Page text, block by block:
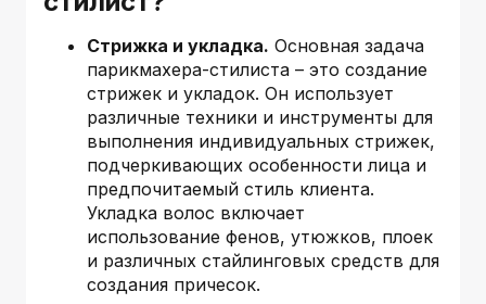
Стрижка и укладка. Основная задача
парикмахера-стилиста – это создание
стрижек и укладок. Он использует
различные техники и инструменты для
выполнения индивидуальных стрижек,
подчеркивающих особенности лица и
предпочитаемый стиль клиента.
Укладка волос включает
использование фенов, утюжков, плоек
и различных стайлинговых средств для
создания причесок.